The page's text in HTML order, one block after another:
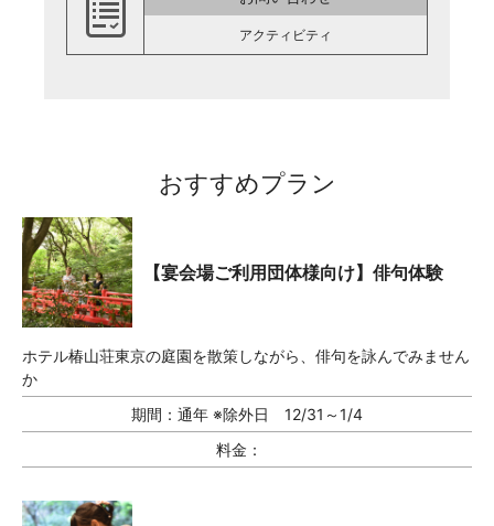
アクティビティ
おすすめプラン
【宴会場ご利用団体様向け】俳句体験
ホテル椿山荘東京の庭園を散策しながら、俳句を詠んでみません
か
期間： 通年 ※除外日 12/31～1/4
料金：